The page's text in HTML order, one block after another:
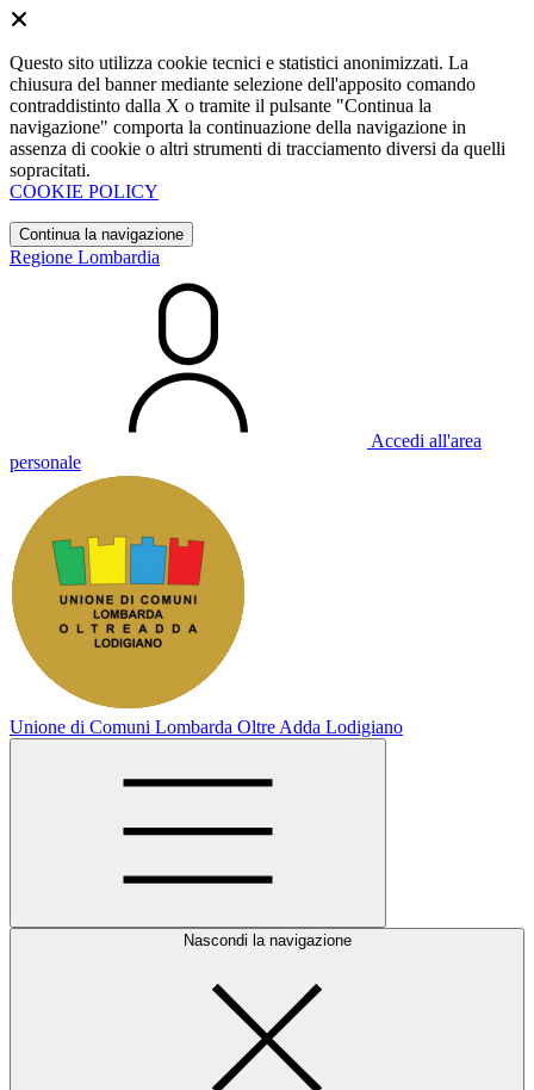
Questo sito utilizza cookie tecnici e statistici anonimizzati. La
chiusura del banner mediante selezione dell'apposito comando
contraddistinto dalla X o tramite il pulsante "Continua la
navigazione" comporta la continuazione della navigazione in
assenza di cookie o altri strumenti di tracciamento diversi da quelli
sopracitati.
COOKIE POLICY
Continua la navigazione
Regione Lombardia
Accedi all'area
personale
Unione di Comuni Lombarda Oltre Adda Lodigiano
Nascondi la navigazione